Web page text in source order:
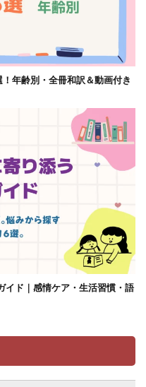
年齢別・全冊和訳＆動画付き
イド｜感情ケア・生活習慣・語